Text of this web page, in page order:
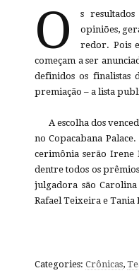
O
s
opiniões,
redor. Pois
começam a ser
definidos os finalistas
premiação – a lista
A escolha dos
no Copacabana
cerimônia serão Irene
dentre todos os
julgadora são
Rafael Teixeira e Tania
Categories: Crônicas,